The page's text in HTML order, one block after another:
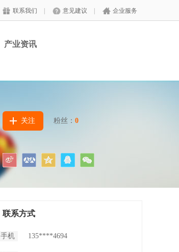
联系我们 意见建议 企业服务
产业资讯
关注 粉丝： 0
联系方式
手机 135****4694